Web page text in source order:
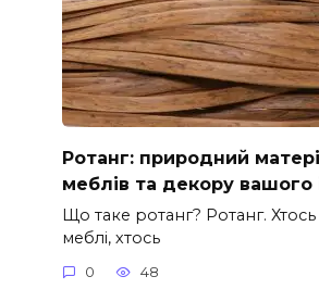
Ротанг: природний
меблів та декору вашого
Що таке ротанг? Ротанг.
меблі, хтось
0 48